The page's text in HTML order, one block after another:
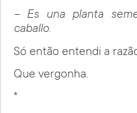
– Es una planta
caballo.
Só então entendi a
Que vergonha.
*